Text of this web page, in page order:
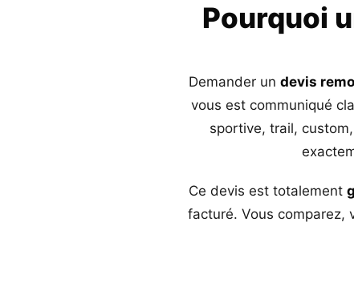
Pourquoi
Demander un devis
vous est communiqué
sportive, trail,
Ce devis est totalement
facturé. Vous comparez,